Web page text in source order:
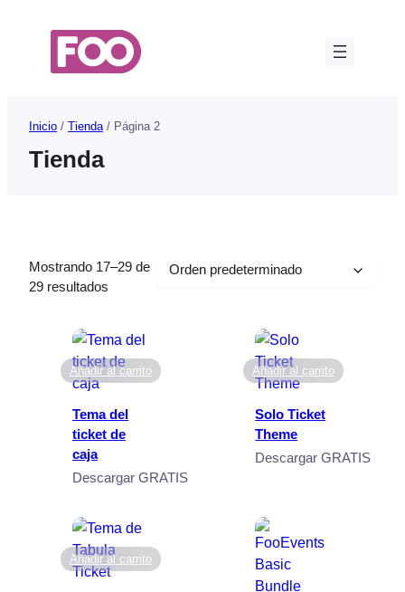
contenido
Inicio / Tienda / Página 2
Tienda
Mostrando 17–29 de
29 resultados
Añadir al carrito
Tema del
ticket de
caja
Descargar GRATIS
Añadir al carrito
Solo Ticket
Theme
Descargar GRATIS
Añadir al carrito